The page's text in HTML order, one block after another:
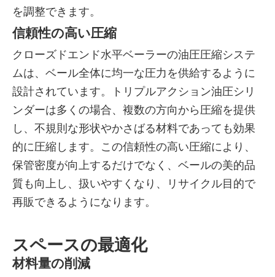
を調整できます。
信頼性の高い圧縮
クローズドエンド水平ベーラーの油圧圧縮システ
ムは、ベール全体に均一な圧力を供給するように
設計されています。トリプルアクション油圧シリ
ンダーは多くの場合、複数の方向から圧縮を提供
し、不規則な形状やかさばる材料であっても効果
的に圧縮します。この信頼性の高い圧縮により、
保管密度が向上するだけでなく、ベールの美的品
質も向上し、扱いやすくなり、リサイクル目的で
再販できるようになります。
スペースの最適化
材料量の削減